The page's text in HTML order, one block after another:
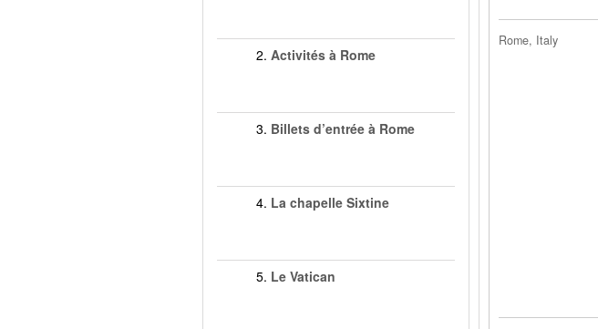
2. Activités à Rome
3. Billets d’entrée à Rome
4. La chapelle Sixtine
5. Le Vatican
Rome, Italy